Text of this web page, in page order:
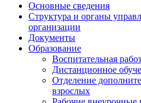
Основные сведения
Структура и органы
организации
Документы
Образование
Воспитательная
Дистанционное
Отделение
взрослых